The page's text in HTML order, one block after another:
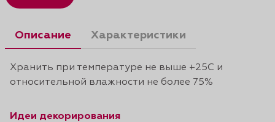
Описание Характеристики
Хранить при температуре не выше +25С и
относительной влажности не более 75%
Идеи декорирования